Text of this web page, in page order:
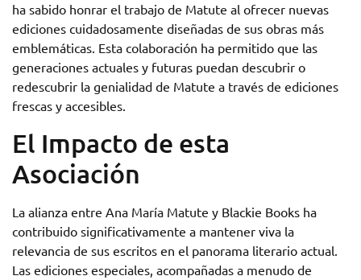
ha sabido honrar el trabajo de Matute al ofrecer nuevas
ediciones cuidadosamente diseñadas de sus obras más
emblemáticas. Esta colaboración ha permitido que las
generaciones actuales y futuras puedan descubrir o
redescubrir la genialidad de Matute a través de ediciones
frescas y accesibles.
El Impacto de esta
Asociación
La alianza entre Ana María Matute y Blackie Books ha
contribuido significativamente a mantener viva la
relevancia de sus escritos en el panorama literario actual.
Las ediciones especiales, acompañadas a menudo de